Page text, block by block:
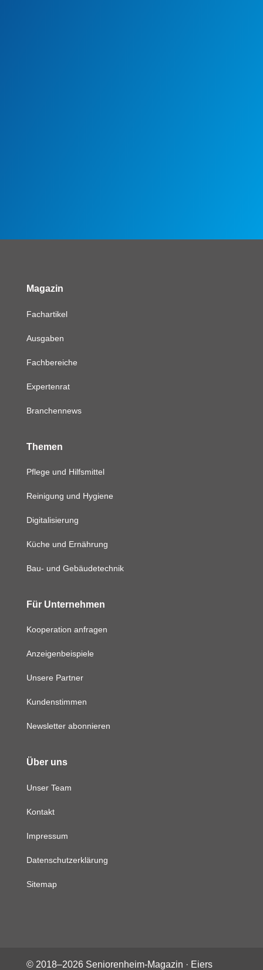
Magazin
Fachartikel
Ausgaben
Fachbereiche
Expertenrat
Branchennews
Themen
Pflege und Hilfsmittel
Reinigung und Hygiene
Digitalisierung
Küche und Ernährung
Bau- und Gebäudetechnik
Für Unternehmen
Kooperation anfragen
Anzeigenbeispiele
Unsere Partner
Kundenstimmen
Newsletter abonnieren
Über uns
Unser Team
Kontakt
Impressum
Datenschutzerklärung
Sitemap
© 2018–2026Seniorenheim-Magazin · Eiers